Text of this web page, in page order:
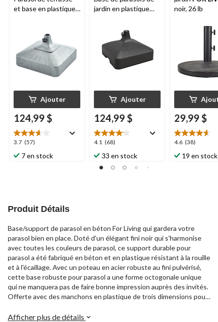
et base en plastique
Ajouter
124,99 $
3.7 (57)
3.7
étoile(s)
sur
7 en stock
jardin en plastique
Ajouter
124,99 $
4.1 (68)
4.1
étoile(s)
sur
5.
33 en stock
noir, 26 lb
29,99 $
4.6 (38)
4.6
étoile(s)
sur
19 en stock
Produit Détails
Base/support de parasol en béton For Living qui gardera votre
parasol bien en place. Doté d'un élégant fini noir qui s'harmonise
avec toutes les couleurs de parasol, ce support durable pour
parasol a été fabriqué en béton et en plastique résistant à la rouille
et à l'écaillage. Avec un poteau en acier robuste au fini pulvérisé,
cette base robuste pour parasol a une forme octogonale unique
qui ne manquera pas de faire bonne impression auprès des invités.
Offerte avec des manchons en plastique de trois dimensions pour
Afficher plus de détails